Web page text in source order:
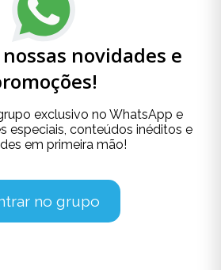
novidades e
exclusivo no WhatsApp e
especiais, conteúdos inéditos e
em primeira mão!
no grupo